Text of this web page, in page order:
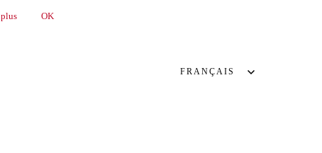
FRANÇAIS
OK